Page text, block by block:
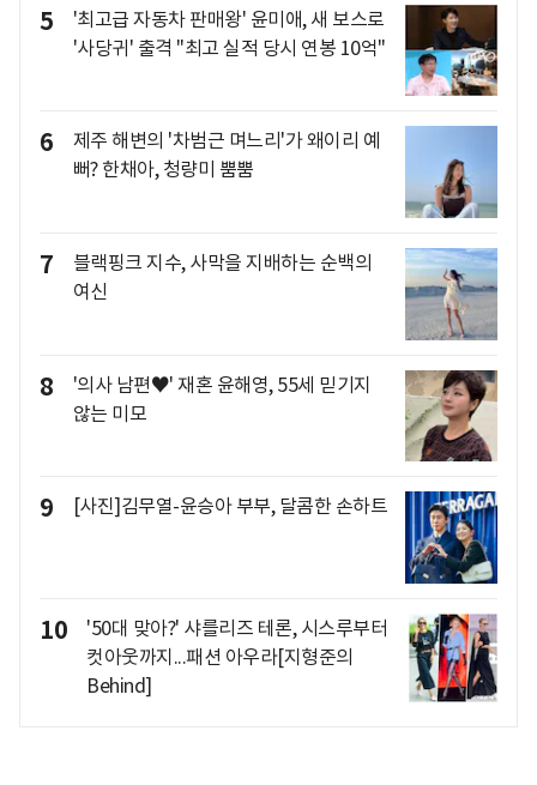
5
'최고급 자동차 판매왕' 윤미애, 새 보스로
'사당귀' 출격 "최고 실적 당시 연봉 10억"
6
제주 해변의 '차범근 며느리'가 왜이리 예
뻐? 한채아, 청량미 뿜뿜
7
블랙핑크 지수, 사막을 지배하는 순백의
여신
8
'의사 남편♥' 재혼 윤해영, 55세 믿기지
않는 미모
9 [사진]김무열-윤승아 부부, 달콤한 손하트
10
'50대 맞아?' 샤를리즈 테론, 시스루부터
컷아웃까지...패션 아우라[지형준의
Behind]